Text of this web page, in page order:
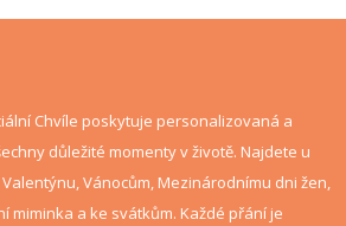
Chvíle poskytuje personalizovaná a
důležité momenty v životě. Najdete u
Vánocům, Mezinárodnímu dni žen,
miminka a ke svátkům. Každé přání je